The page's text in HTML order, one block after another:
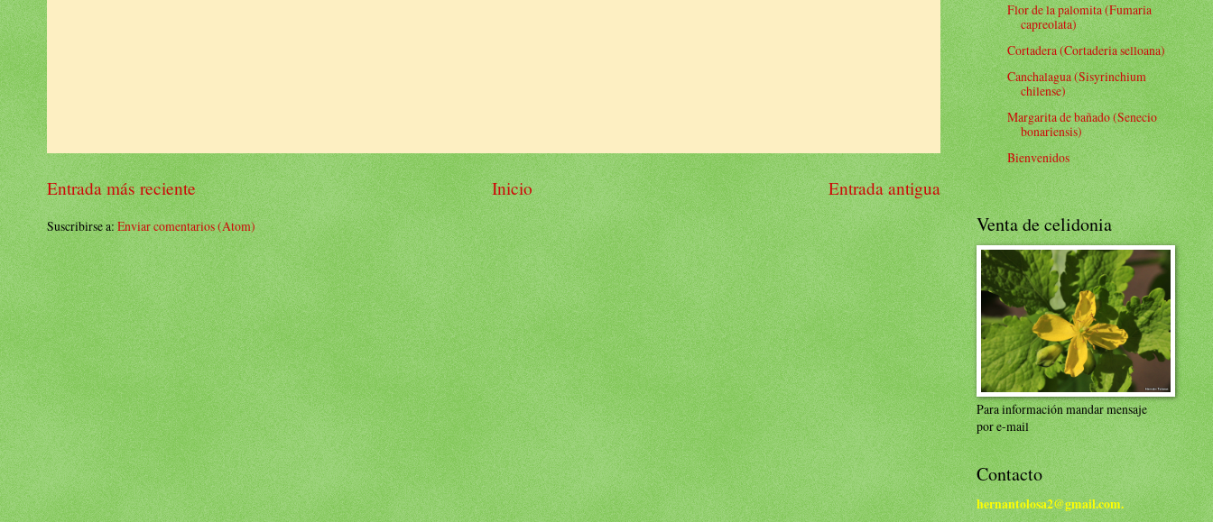
Entrada más reciente Entrada antigua
Inicio
Suscribirse a:Enviar comentarios (Atom)
Flor de la palomita (Fumaria
capreolata)
Cortadera (Cortaderia selloana)
Canchalagua (Sisyrinchium
chilense)
Margarita de bañado (Senecio
bonariensis)
Bienvenidos
Venta de celidonia
Para información mandar mensaje
por e-mail
Contacto
hernantolosa2@gmail.com.